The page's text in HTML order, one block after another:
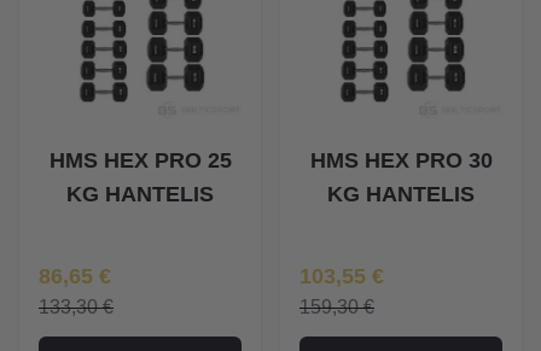
HMS HEX PRO 25
KG HANTELIS
Īpaša Cena
86,65 €
133,30 €
HMS HEX PRO 30
KG HANTELIS
Īpaša Cena
103,55 €
159,30 €